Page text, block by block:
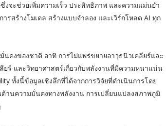
จะช่วยเพิ่มความเร็ว ประสิทธิภาพ และความแม่นยำ
ร้างโมเดล สร้างแบบจำลอง และเวิร์กโหลด AI ทุก
คงของชาติ อาทิ การไม่แพร่ขยายอาวุธนิวเคลียร์และ
ร์ และวิทยาศาสตร์เกี่ยวกับพลังงานที่มีความหนาแน่น
ทั้งนี้ข้อมูลเชิงลึกที่ได้จากการวิจัยที่ดำเนินการโดย
านความมั่นคงทางพลังงาน การเปลี่ยนแปลงสภาพภูมิ